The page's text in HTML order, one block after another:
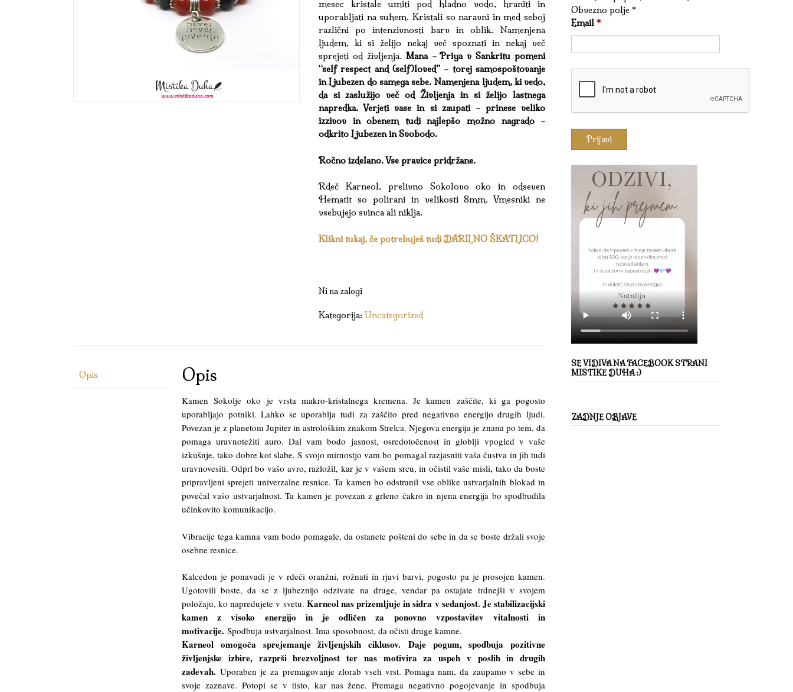
mesec kristale umiti pod hladno vodo, hraniti in
uporabljati na suhem. Kristali so naravni in med seboj
različni po intenzivnosti barv in oblik. Namenjena
ljudem, ki si želijo nekaj več spoznati in nekaj več
sprejeti od življenja. Mana – Priya v Sankritu pomeni
“self respect and (self)loved” – torej samospoštovanje
in Ljubezen do samega sebe. Namenjena ljudem, ki vedo,
da si zaslužijo več od Življenja in si želijo lastnega
napredka. Verjeti vase in si zaupati – prinese veliko
izzivov in obenem tudi najlepšo možno nagrado –
odkrito Ljubezen in Svobodo.
Ročno izdelano. Vse pravice pridržane.
Rdeč Karneol, prelivno Sokolovo oko in odseven
Hematit so polirani in velikosti 8mm. Vmesniki ne
vsebujejo svinca ali niklja.
Klikni tukaj, če potrebuješ tudi DARILNO ŠKATLICO!
Ni na zalogi
Kategorija:Uncategorized
Opis Opis
Kamen Sokolje oko je vrsta makro-kristalnega kremena. Je kamen zaščite, ki ga pogosto
uporabljajo potniki. Lahko se uporablja tudi za zaščito pred negativno energijo drugih ljudi.
Povezan je z planetom Jupiter in astrološkim znakom Strelca. Njegova energija je znana po tem, da
pomaga uravnotežiti auro. Dal vam bodo jasnost, osredotočenost in globlji vpogled v vaše
izkušnje, tako dobre kot slabe. S svojo mirnostjo vam bo pomagal razjasniti vaša čustva in jih tudi
uravnovesiti. Odprl bo vašo avro, razložil, kar je v vašem srcu, in očistil vaše misli, tako da boste
pripravljeni sprejeti univerzalne resnice. Ta kamen bo odstranil vse oblike ustvarjalnih blokad in
povečal vašo ustvarjalnost. Ta kamen je povezan z grleno čakro in njena energija bo spodbudila
učinkovito komunikacijo.
Vibracije tega kamna vam bodo pomagale, da ostanete pošteni do sebe in da se boste držali svoje
osebne resnice.
Kalcedon je ponavadi je v rdeči oranžni, rožnati in rjavi barvi, pogosto pa je prosojen kamen.
Ugotovili boste, da se z ljubeznijo odzivate na druge, vendar pa ostajate trdnejši v svojem
položaju, ko napredujete v svetu. Karneol nas prizemljuje in sidra v sedanjost. Je stabilizacijski
kamen z visoko energijo in je odličen za ponovno vzpostavitev vitalnosti in
motivacije. Spodbuja ustvarjalnost. Ima sposobnost, da očisti druge kamne.
Karneol omogoča sprejemanje življenjskih ciklusov. Daje pogum, spodbuja pozitivne
življenjske izbire, razprši brezvoljnost ter nas motivira za uspeh v poslih in drugih
zadevah. Uporaben je za premagovanje zlorab vseh vrst. Pomaga nam, da zaupamo v sebe in
svoje zaznave. Potopi se v tisto, kar nas žene. Premaga negativno pogojevanje in spodbuja
Obvezno polje *
Email *
SE VIDIVA NA FACEBOOK STRANI
MISTIKE DUHA :)
ZADNJE OBJAVE